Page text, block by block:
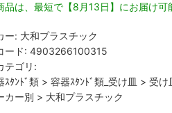
品は、最短で【8月13日】にお届け可
ー: 大和プラスチック
ード: 4903266100315
テゴリ:
ｽﾀﾝﾄﾞ類> 容器ｽﾀﾝﾄﾞ類_受け皿 > 受け
カー別 > 大和プラスチック